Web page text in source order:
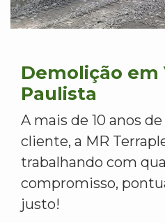
Demolição em
Paulista
A mais de 10 anos
cliente, a MR
trabalhando com
compromisso,
justo!